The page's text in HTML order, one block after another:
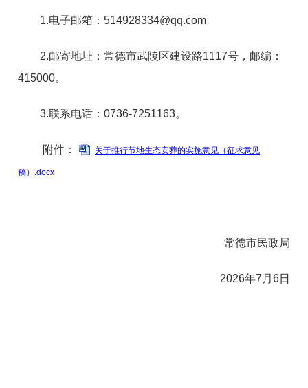
1.电子邮箱：514928334@qq.com
2.邮寄地址：常德市武陵区建设路1117号，邮编：
415000。
3.联系电话：0736-7251163。
附件： 关于推行节地生态安葬的实施意见（征求意见
稿）.docx
常德市民政局
2026年7月6日